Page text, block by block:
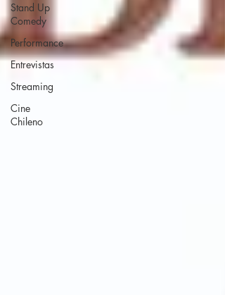
Stand Up
Comedy
Performance
Entrevistas
Streaming
Cine
Chileno